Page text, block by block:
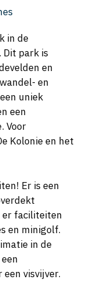
in de
Dit park is
en
en
uniek
een
Voor
Kolonie en het
Er is een
er faciliteiten
en minigolf.
in de
visvijver.